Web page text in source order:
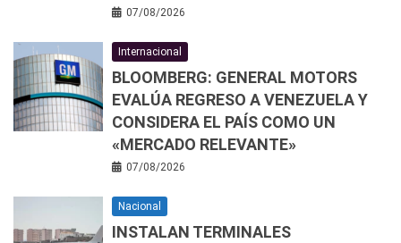
07/08/2026
Internacional
BLOOMBERG: GENERAL MOTORS
EVALÚA REGRESO A VENEZUELA Y
CONSIDERA EL PAÍS COMO UN
«MERCADO RELEVANTE»
07/08/2026
Nacional
INSTALAN TERMINALES